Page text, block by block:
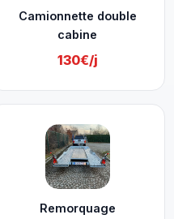
Camionnette double
cabine
130€/j
Remorquage